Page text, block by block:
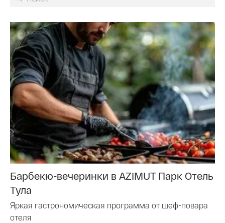
Барбекю-вечеринки в AZIMUT Парк Отель
Тула
Яркая гастрономическая программа от шеф-повара
отеля